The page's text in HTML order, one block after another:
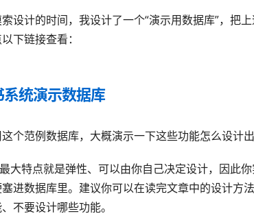
设计的时间，我设计了一个“演示用数据库”，把
下链接查看：
统演示数据库
个范例数据库，大概演示一下这些功能怎么设计出
大特点就是弹性、可以由你自己决定设计，因此
进数据库里。建议你可以在读完文章中的设计方
不要设计哪些功能。